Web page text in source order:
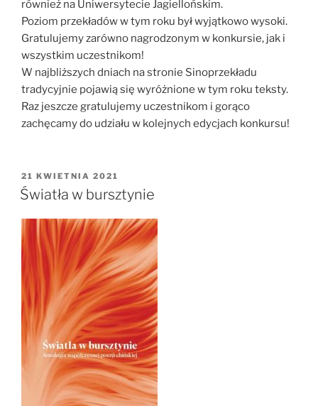
również na Uniwersytecie Jagiellońskim.
Poziom przekładów w tym roku był wyjątkowo wysoki.
Gratulujemy zarówno nagrodzonym w konkursie, jak i
wszystkim uczestnikom!
W najbliższych dniach na stronie Sinoprzekładu
tradycyjnie pojawią się wyróżnione w tym roku teksty.
Raz jeszcze gratulujemy uczestnikom i gorąco
zachęcamy do udziału w kolejnych edycjach konkursu!
OPUBLIKOWANE
W
21 KWIETNIA 2021
Światła w bursztynie